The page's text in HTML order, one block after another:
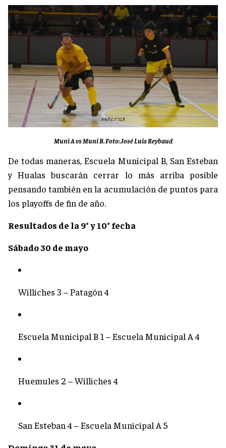
Muni A vs Muni B. Foto: José Luis Reybaud
De todas maneras, Escuela Municipal B, San Esteban
y Hualas buscarán cerrar lo más arriba posible
pensando también en la acumulación de puntos para
los playoffs de fin de año.
Resultados de la 9° y 10° fecha
Sábado 30 de mayo
Williches 3 – Patagón 4
Escuela Municipal B 1 – Escuela Municipal A 4
Huemules 2 – Williches 4
San Esteban 4 – Escuela Municipal A 5